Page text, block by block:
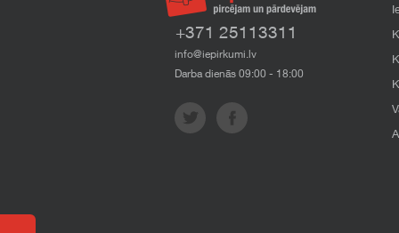
+371 25113311
info@iepirkumi.lv
Darba dienās 09:00 - 18:00